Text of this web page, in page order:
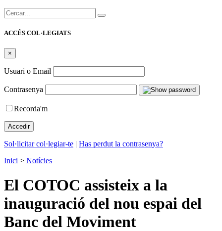
Cercar:
ACCÉS COL·LEGIATS
×
Usuari o Email
Contrasenya
Recorda'm
Sol·licitar col·legiar-te | Has perdut la contrasenya?
Inici > Notícies
El COTOC assisteix a la
inauguració del nou espai del
Banc del Moviment